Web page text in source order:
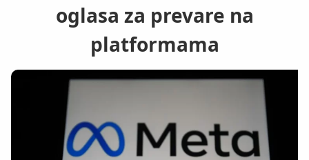
oglasa za prevare na
platformama